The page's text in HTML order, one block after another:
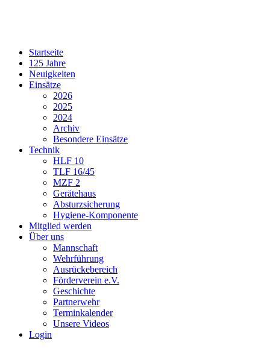
Startseite
125 Jahre
Neuigkeiten
Einsätze
2026
2025
2024
Archiv
Besondere Einsätze
Technik
HLF 10
TLF 16/45
MZF 2
Gerätehaus
Absturzsicherung
Hygiene-Komponente
Mitglied werden
Über uns
Mannschaft
Wehrführung
Ausrückebereich
Förderverein e.V.
Geschichte
Partnerwehr
Terminkalender
Unsere Videos
Login